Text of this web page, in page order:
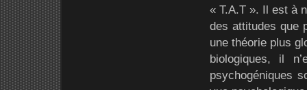
« T.A.T ». Il est à
des attitudes que
une théorie plus
biologiques, il
psychogéniques